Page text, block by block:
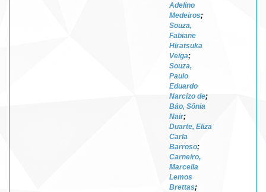
Adelino
Medeiros;
Souza,
Fabiane
Hiratsuka
Veiga;
Souza,
Paulo
Eduardo
Narcizo de;
Báo, Sônia
Nair;
Duarte, Eliza
Carla
Barroso;
Carneiro,
Marcella
Lemos
Brettas;